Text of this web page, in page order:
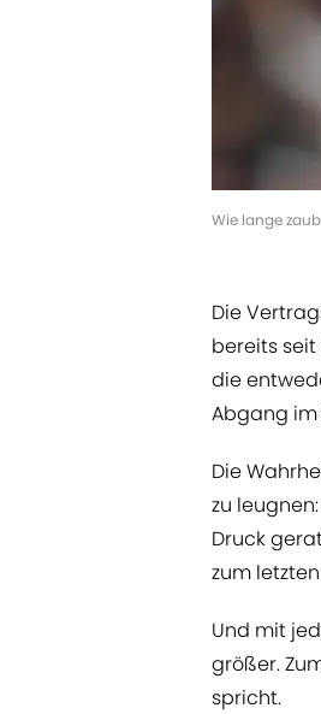
Wie lange
Die
bereits
die
Abgang im
Die
zu
Druck
zum
Und mit
größer.
spricht.